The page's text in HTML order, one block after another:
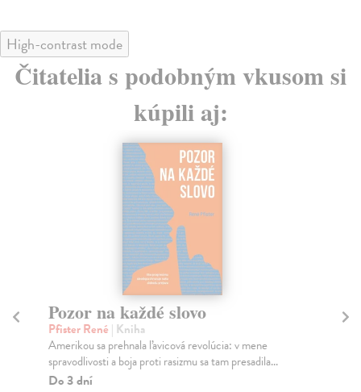
High-contrast mode
Čitatelia s podobným vkusom si
kúpili aj:
Srdečná krajina
Kaminský René| Kniha
Po dvoch predchádzajúcich básnických zbierkach (Len
sny a 8 minút k Slnku) prichádza René Kaminský s...
Do 4 dní